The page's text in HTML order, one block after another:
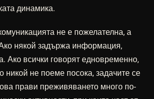
динамика.
не е пожелателна, а
някой задържа информация,
Ако всички говорят едновременно,
никой не поеме посока, задачите се
прави преживяването много по-